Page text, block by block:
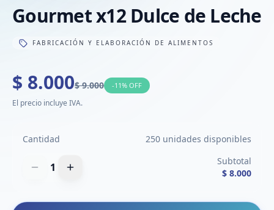
Gourmet x12 Dulce de Leche
FABRICACIÓN Y ELABORACIÓN DE ALIMENTOS
$ 8.000$ 9.000 -11% OFF
El precio incluye IVA.
Cantidad 250 unidades disponibles
1
Subtotal
$ 8.000